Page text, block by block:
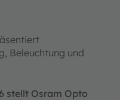
Beleuchtung und
stellt Osram Opto